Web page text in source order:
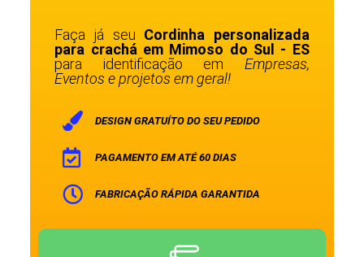
Faça já seu Cordinha personalizada
para crachá em Mimoso do Sul - ES
para identificação em Empresas,
Eventos e projetos em geral!
DESIGN GRATUÍTO DO SEU PEDIDO
PAGAMENTO EM ATÉ 60 DIAS
FABRICAÇÃO RÁPIDA GARANTIDA